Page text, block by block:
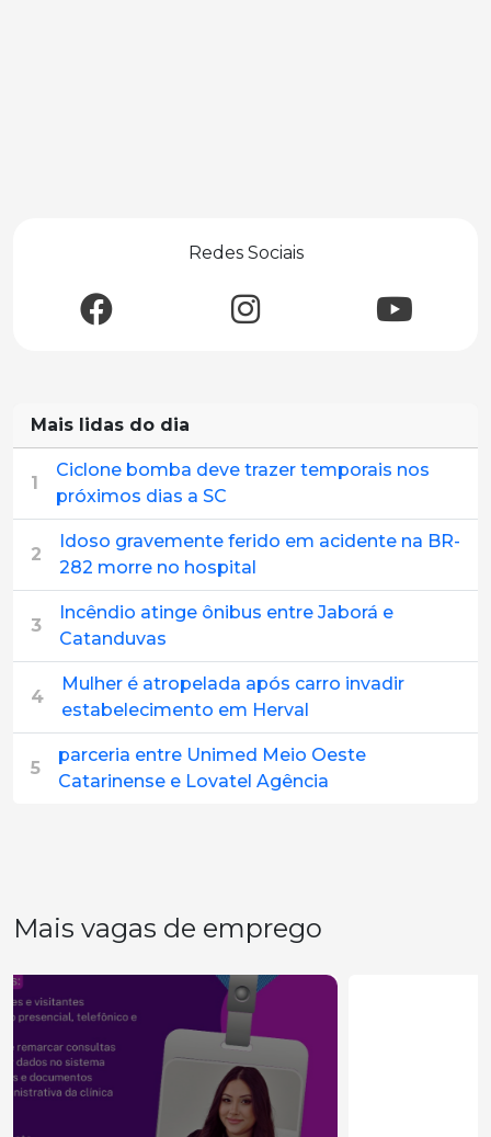
Redes Sociais
Mais lidas do dia
1
Ciclone bomba deve trazer temporais nos
próximos dias a SC
2
Idoso gravemente ferido em acidente na BR-
282 morre no hospital
3
Incêndio atinge ônibus entre Jaborá e
Catanduvas
4
Mulher é atropelada após carro invadir
estabelecimento em Herval
5
parceria entre Unimed Meio Oeste
Catarinense e Lovatel Agência
Mais vagas de emprego